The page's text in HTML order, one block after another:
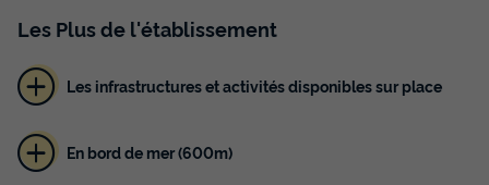
Voir les disponibilités
Les Plusde l'établissement
Les infrastructures et activités disponibles sur place
En bord de mer (600m)